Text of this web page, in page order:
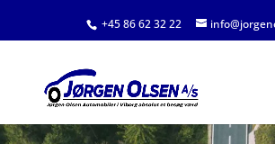
+45 86 62 32 22